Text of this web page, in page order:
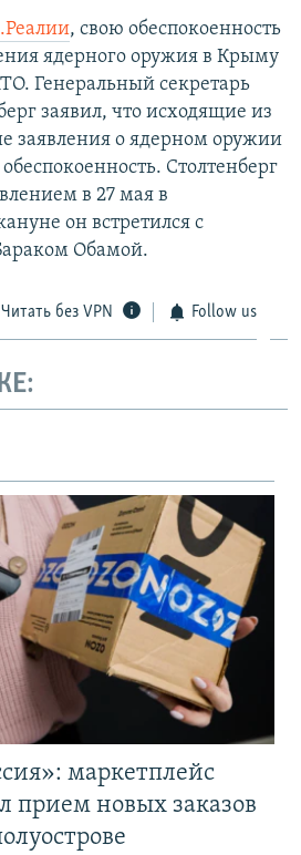
, свою обеспокоенность
ядерного оружия в Крыму
Генеральный секретарь
заявил, что исходящие из
заявления о ядерном оружии
Столтенберг
в 27 мая в
он встретился с
Обамой.
Читать без VPN Follow us
маркетплейс
прием новых заказов